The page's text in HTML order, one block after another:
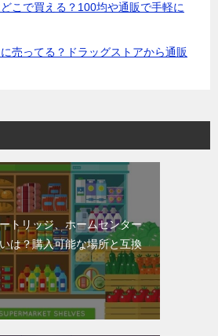
こで買える？100均や通販で手軽に
売ってる？ドラッグストアから通販
トリッジ、ホームセンター
は？購入可能な場所と互換